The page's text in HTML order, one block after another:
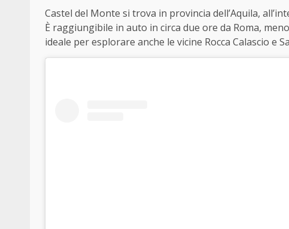
Castel del Monte si trova in provincia dell’Aquila,
È raggiungibile in auto in circa due ore da Roma,
ideale per esplorare anche le vicine Rocca Calascio e